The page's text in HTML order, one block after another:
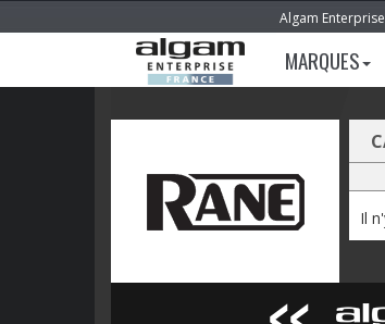
Algam
MARQUES
Il